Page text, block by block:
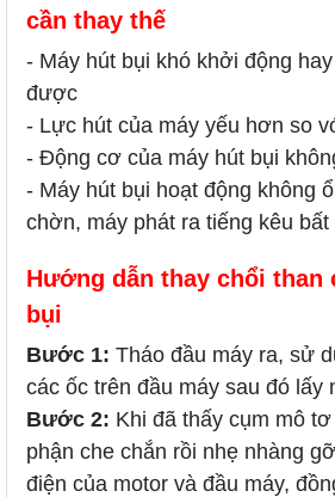
cần thay thế
- Máy hút bụi khó khởi động
được
- Lực hút của máy yếu hơn so
- Động cơ của máy hút bụi
- Máy hút bụi hoạt động không
chờn, máy phát ra tiếng kêu
Hướng dẫn thay chổi than
bụi
Bước 1: Tháo đầu máy ra, sử
các ốc trên đầu máy sau đó lấy
Bước 2: Khi đã thấy cụm mô
phận che chắn rồi nhẹ nhàng
điện của motor và đầu máy,